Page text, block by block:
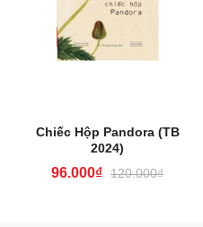
Chiếc Hộp Pandora (TB
2024)
96.000₫ 120.000₫